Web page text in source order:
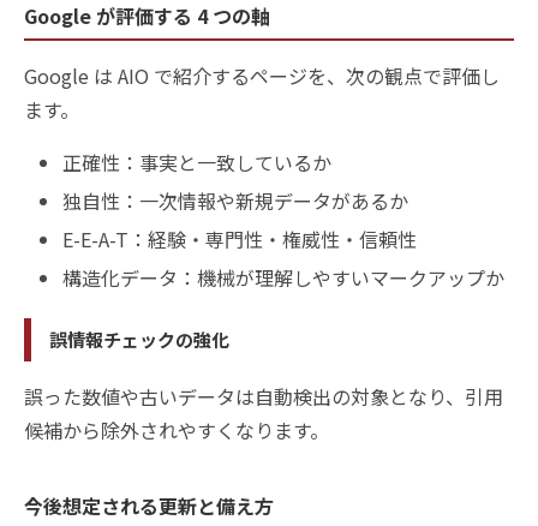
Google が評価する 4 つの軸
Google は AIO で紹介するページを、次の観点で評価し
ます。
正確性：事実と一致しているか
独自性：一次情報や新規データがあるか
E-E-A-T：経験・専門性・権威性・信頼性
構造化データ：機械が理解しやすいマークアップか
誤情報チェックの強化
誤った数値や古いデータは自動検出の対象となり、引用
候補から除外されやすくなります。
今後想定される更新と備え方